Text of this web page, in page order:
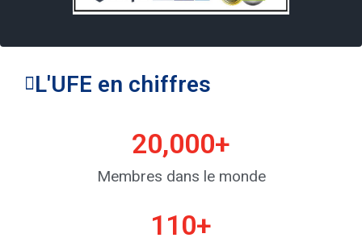
L'UFE en chiffres
20,000+
Membres dans le monde
110+